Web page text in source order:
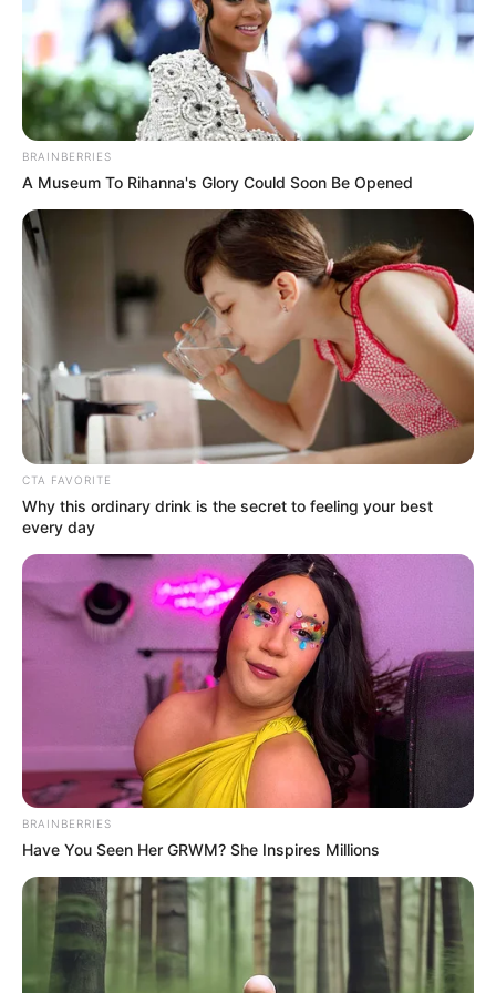
TEMAS RELACIONADOS
MARÍA LA BAJA INVESTIGACIÓN
ZONA RURAL
DOBLE HOMICIDIO
MANTÉNGASE EN ALERTA
Tenemos todas las noticias que le
interesan. Para estar bien informado, por
favor, active las notificaciones de Alerta.
ACTIVAR AHORA
TEMAS DESTACADOS
CORTES DE LUZ EN BOLÍVAR
ALCALDÍA DE CARTAGENA
YAMIL ARANA
FEMINICIDIO
BRAINBERRIES
A Museum To Rihanna's Glory Could Soon Be Opened
CTA FAVORITE
Why this ordinary drink is the secret to feeling your best
every day
BRAINBERRIES
Have You Seen Her GRWM? She Inspires Millions